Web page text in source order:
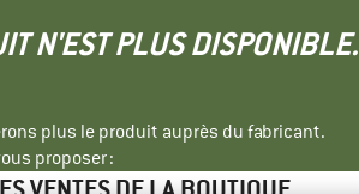
N'EST PLUS
plus le produit auprès du fabricant.
proposer :